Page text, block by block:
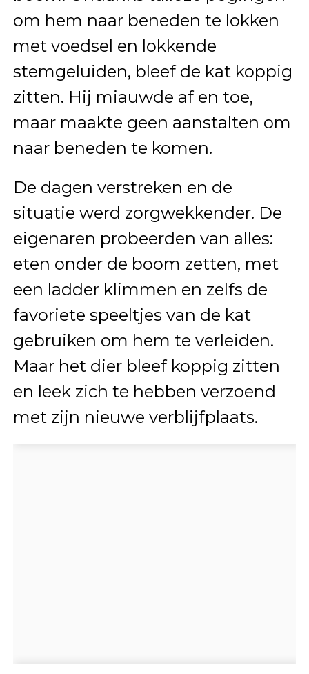
om hem naar beneden te lokken
met voedsel en lokkende
stemgeluiden, bleef de kat koppig
zitten. Hij miauwde af en toe,
maar maakte geen aanstalten om
naar beneden te komen.
De dagen verstreken en de
situatie werd zorgwekkender. De
eigenaren probeerden van alles:
eten onder de boom zetten, met
een ladder klimmen en zelfs de
favoriete speeltjes van de kat
gebruiken om hem te verleiden.
Maar het dier bleef koppig zitten
en leek zich te hebben verzoend
met zijn nieuwe verblijfplaats.